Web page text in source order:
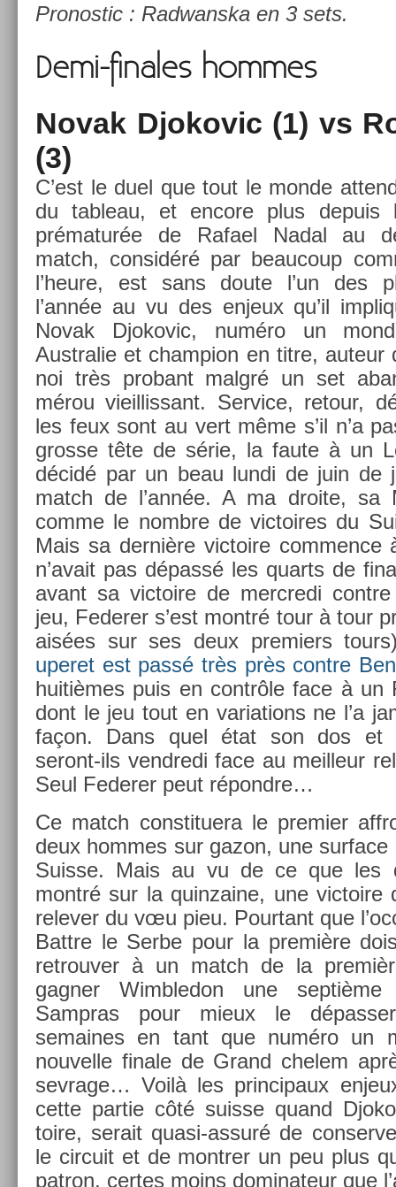
Pro­nos­tic : Rad­wanska en 3 sets.
Demi-finales hom­mes
Novak Djokovic (1) vs
(3)
C’est le duel que tout le monde
du tab­leau, et en­core plus de­puis
prématurée de Rafael Nadal au
match, con­sidéré par be­aucoup
l’heure, est sans doute l’un des
l’année au vu des en­jeux qu’il
Novak Djokovic, numéro un
Australie et champ­ion en titre, auteur
noi très pro­bant malgré un set
mérou vieil­lissant. Ser­vice, re­tour,
les feux sont au vert même s’il n’a
gros­se tête de série, la faute à un
décidé par un beau lundi de juin de
match de l’année. A ma droite, sa
comme le nombre de vic­toires du
Mais sa dernière vic­toire com­m­ence
n’avait pas dépassé les quarts de
avant sa vic­toire de mercredi
jeu, Feder­er s’est montré tour à tour
aisées sur ses deux pre­mi­ers
uperet est passé très près con­tre
huitièmes puis en contrôle face à un
dont le jeu tout en varia­tions ne l’a
façon. Dans quel état son dos et
seront-ils vendredi face au meil­leur
Seul Feder­er peut répondre…
Ce match con­stituera le pre­mi­er
deux hom­mes sur gazon, une
Suis­se. Mais au vu de ce que les
montré sur la quin­zaine, une vic­toire
re­lev­er du vœu pieu. Pour­tant que
Battre le Serbe pour la première
retro­uv­er à un match de la
gagn­er Wimbledon une
Sampras pour mieux le
semaines en tant que numéro un
nouvel­le fin­ale de Grand chelem
sev­rage… Voilà les prin­cipaux
cette par­tie côté suis­se quand
toire, serait quasi-assuré de
le cir­cuit et de montr­er un peu plus
pat­ron, cer­tes moins dominateur que